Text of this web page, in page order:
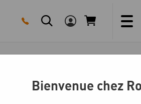
Bienvenue chez